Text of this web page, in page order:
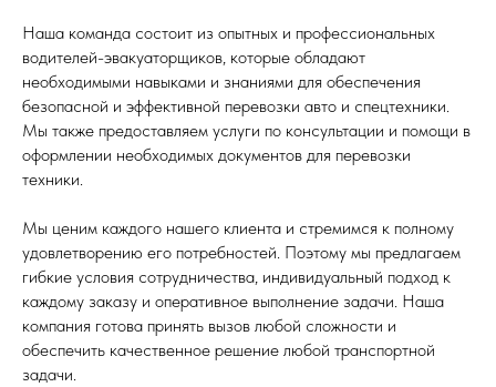
Наша команда состоит из опытных и профессиональных
водителей-эвакуаторщиков, которые обладают
необходимыми навыками и знаниями для обеспечения
безопасной и эффективной перевозки авто и спецтехники.
Мы также предоставляем услуги по консультации и помощи в
оформлении необходимых документов для перевозки
техники.
Мы ценим каждого нашего клиента и стремимся к полному
удовлетворению его потребностей. Поэтому мы предлагаем
гибкие условия сотрудничества, индивидуальный подход к
каждому заказу и оперативное выполнение задачи. Наша
компания готова принять вызов любой сложности и
обеспечить качественное решение любой транспортной
задачи.